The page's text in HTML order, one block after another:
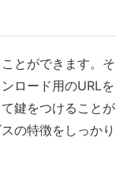
とができます。そ
ロード用のURLを
鍵をつけることが
の特徴をしっかり